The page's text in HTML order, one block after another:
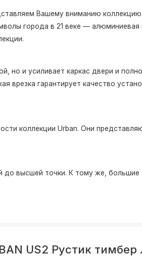
Вашему вниманию коллекцию
города в 21 веке — алюминиевая
но и усиливает каркас двери и
врезка гарантирует качество
коллекции Urban. Они
высшей точки. К тому же, большие
US2 Рустик